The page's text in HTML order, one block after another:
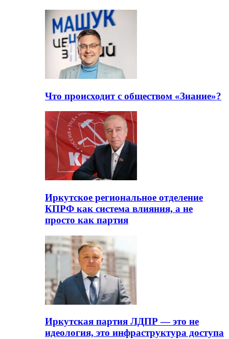
Что происходит с обществом «Знание»?
Иркутское региональное отделение
КПРФ как система влияния, а не
просто как партия
Иркутская партия ЛДПР — это не
идеология, это инфраструктура доступа